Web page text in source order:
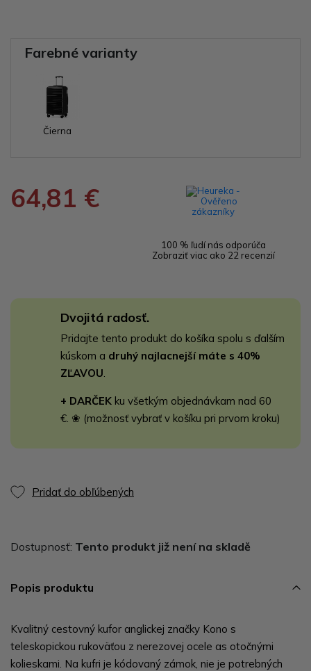
Farebné varianty
Čierna
64,81 €
100 % ľudí nás odporúča
Zobraziť viac ako 22 recenzií
Dvojitá radosť.
Pridajte tento produkt do košíka spolu s ďalším
kúskom a druhý najlacnejší máte s 40%
ZĽAVOU
+ DARČEK ku všetkým objednávkam nad 60
€. ❀ (možnosť vybrať v košíku pri prvom kroku)
Pridať do obľúbených
Dostupnosť: Tento produkt již není na skladě
Popis produktu
Kvalitný cestovný kufor anglickej značky Kono s
teleskopickou rukoväťou z nerezovej ocele as otočnými
kolieskami. Na kufri je kódovaný zámok, nie je potrebných